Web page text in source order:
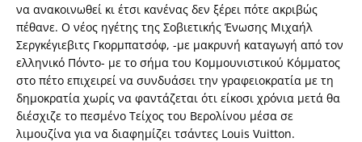
να ανακοινωθεί κι έτσι κανένας δεν ξέρει πότε ακριβώς
πέθανε. Ο νέος ηγέτης της Σοβιετικής Ένωσης Μιχαήλ
Σεργκέγιεβιτς Γκορμπατσόφ, -με μακρυνή καταγωγή από τον
ελληνικό Πόντο- με το σήμα του Κομμουνιστικού Κόμματος
στο πέτο επιχειρεί να συνδυάσει την γραφειοκρατία με τη
δημοκρατία χωρίς να φαντάζεται ότι είκοσι χρόνια μετά θα
διέσχιζε το πεσμένο Τείχος του Βερολίνου μέσα σε
λιμουζίνα για να διαφημίζει τσάντες Louis Vuitton.